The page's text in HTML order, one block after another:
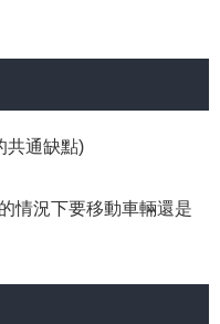
共通缺點)
情況下要移動車輛還是